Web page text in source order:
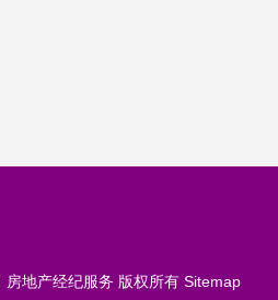
房地产经纪服务 版权所有 Sitemap